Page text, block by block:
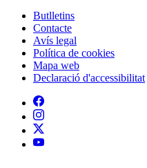
Peu
Butlletins
Contacte
Avís legal
Política de cookies
Mapa web
Declaració d'accessibilitat